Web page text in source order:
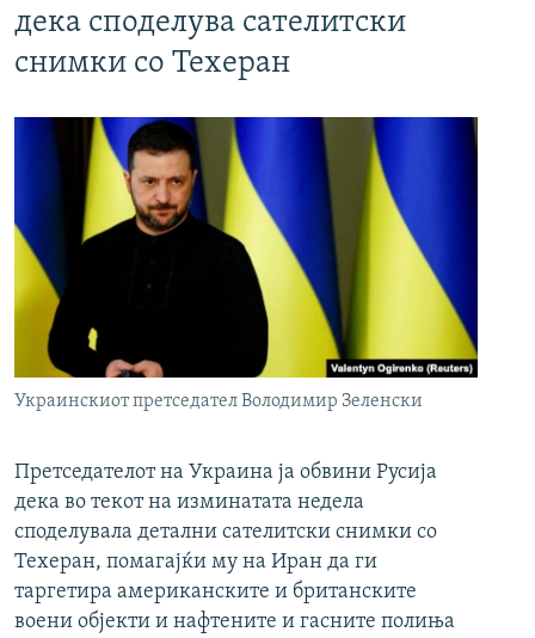
дека споделува сателитски
снимки со Техеран
Украинскиот претседател Володимир Зеленски
Претседателот на Украина ја обвини Русија
дека во текот на изминатата недела
споделувала детални сателитски снимки со
Техеран, помагајќи му на Иран да ги
таргетира американските и британските
воени објекти и нафтените и гасните полиња